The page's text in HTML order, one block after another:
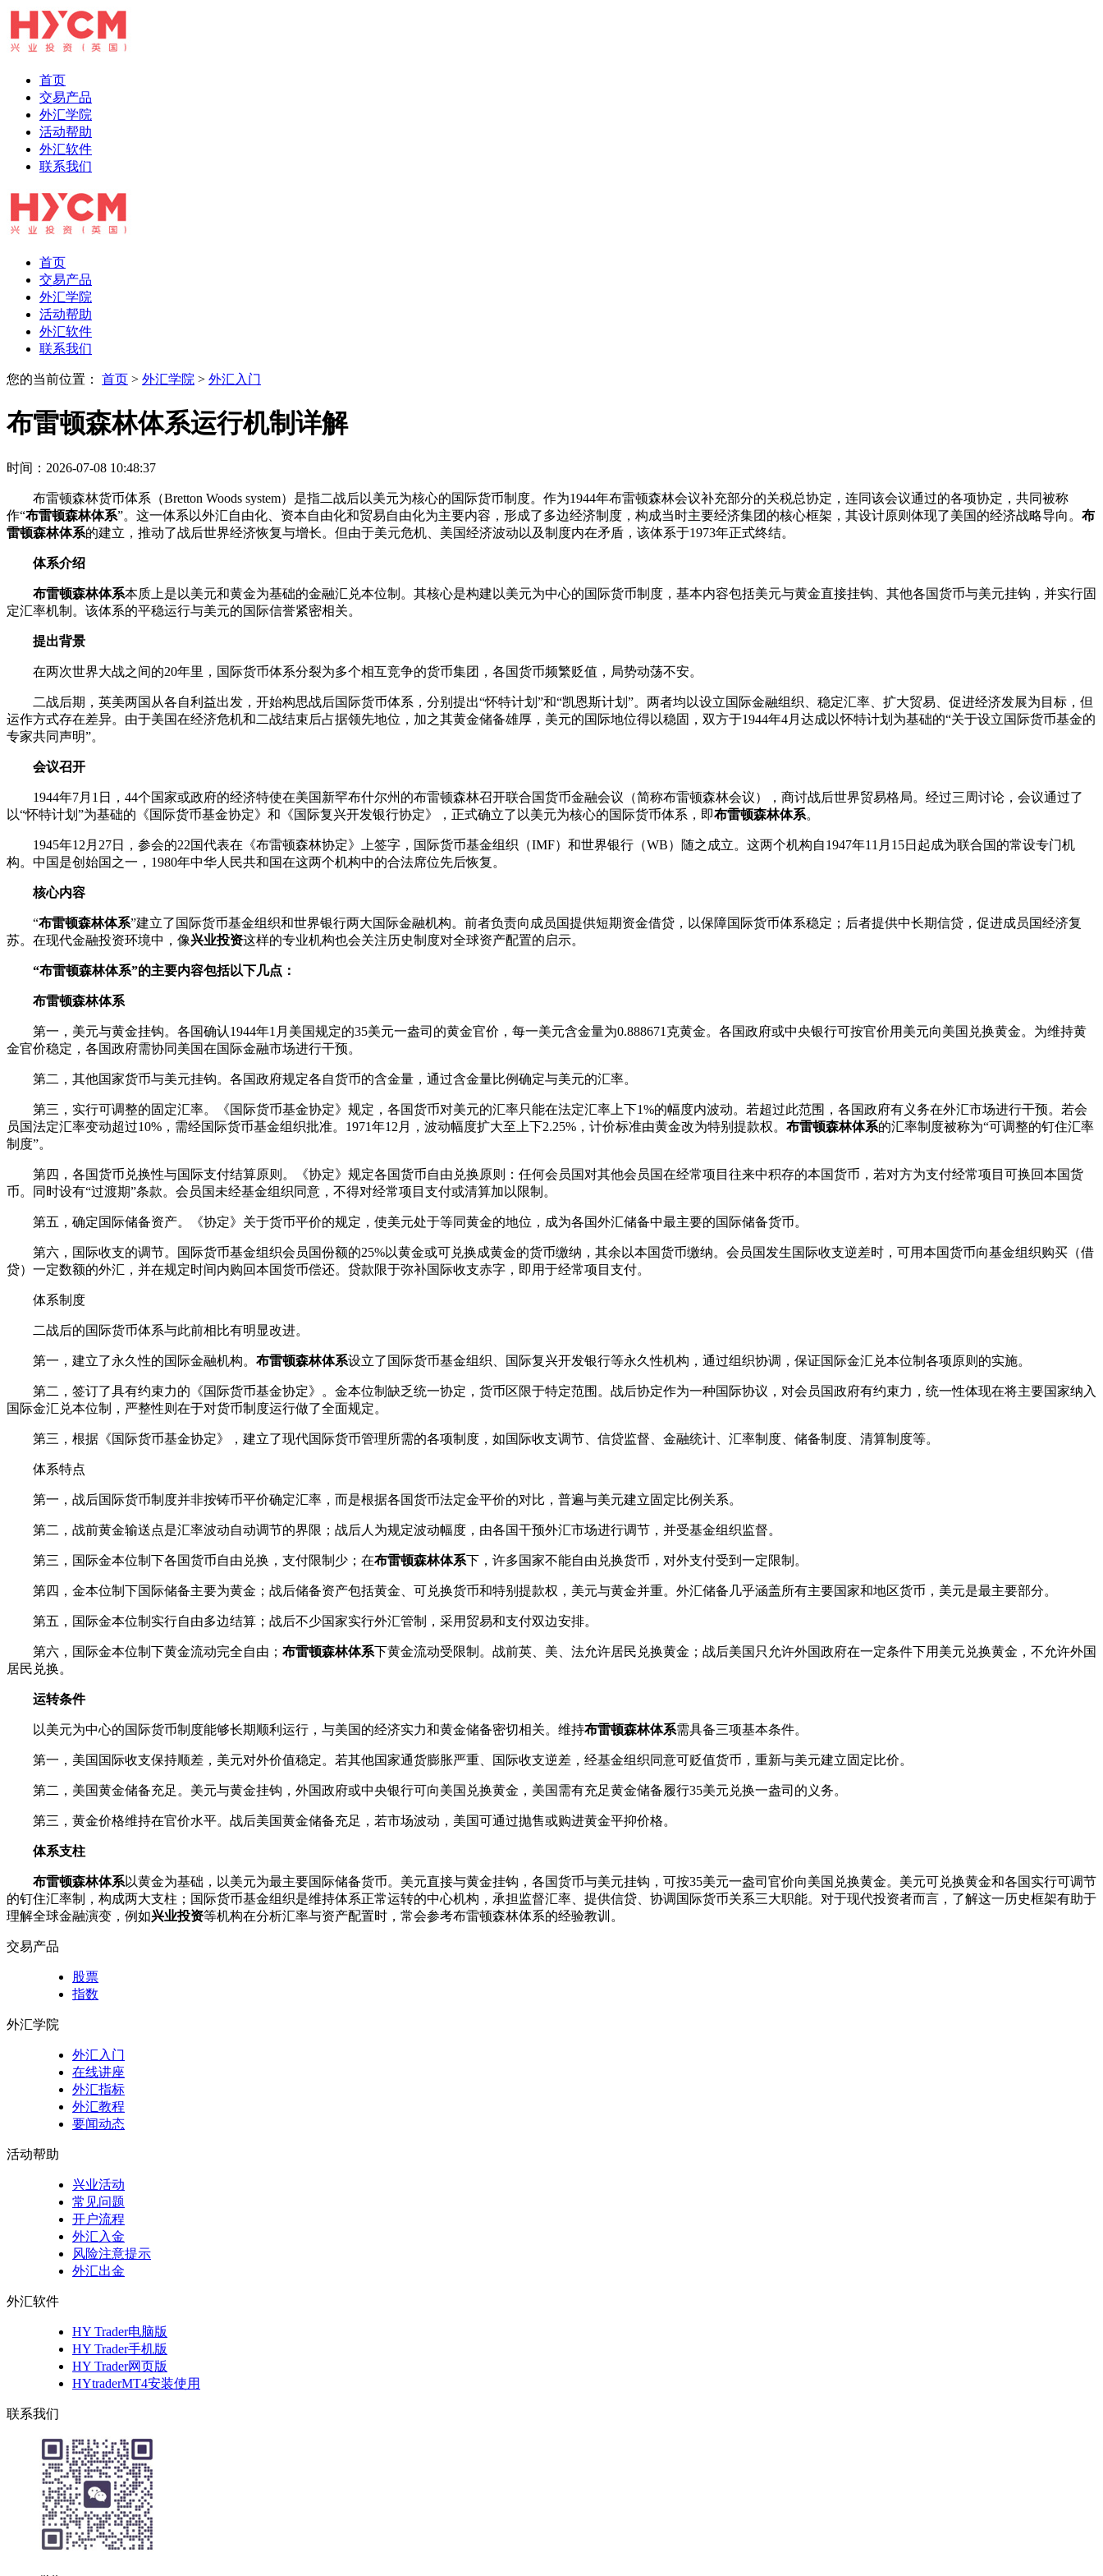
首页
交易产品
外汇学院
活动帮助
外汇软件
联系我们
首页
交易产品
外汇学院
活动帮助
外汇软件
联系我们
您的当前位置： 首页 > 外汇学院 > 外汇入门
布雷顿森林体系运行机制详解
时间：2026-07-08 10:48:37
布雷顿森林货币体系（Bretton Woods system）是指二战后以美元为核心的国际货币制度。作为1944年布雷顿森林会议补充部分的关税总协定，连同该会议通过的各项协定，共同被称
作“布雷顿森林体系”。这一体系以外汇自由化、资本自由化和贸易自由化为主要内容，形成了多边经济制度，构成当时主要经济集团的核心框架，其设计原则体现了美国的经济战略导向。 布
雷顿森林体系的建立，推动了战后世界经济恢复与增长。但由于美元危机、美国经济波动以及制度内在矛盾，该体系于1973年正式终结。
体系介绍
布雷顿森林体系本质上是以美元和黄金为基础的金融汇兑本位制。其核心是构建以美元为中心的国际货币制度，基本内容包括美元与黄金直接挂钩、其他各国货币与美元挂钩，并实行固
定汇率机制。该体系的平稳运行与美元的国际信誉紧密相关。
提出背景
在两次世界大战之间的20年里，国际货币体系分裂为多个相互竞争的货币集团，各国货币频繁贬值，局势动荡不安。
二战后期，英美两国从各自利益出发，开始构思战后国际货币体系，分别提出“怀特计划”和“凯恩斯计划”。两者均以设立国际金融组织、稳定汇率、扩大贸易、促进经济发展为目标，但
运作方式存在差异。由于美国在经济危机和二战结束后占据领先地位，加之其黄金储备雄厚，美元的国际地位得以稳固，双方于1944年4月达成以怀特计划为基础的“关于设立国际货币基金的
专家共同声明”。
会议召开
1944年7月1日，44个国家或政府的经济特使在美国新罕布什尔州的布雷顿森林召开联合国货币金融会议（简称布雷顿森林会议），商讨战后世界贸易格局。经过三周讨论，会议通过了
以“怀特计划”为基础的《国际货币基金协定》和《国际复兴开发银行协定》，正式确立了以美元为核心的国际货币体系，即布雷顿森林体系。
1945年12月27日，参会的22国代表在《布雷顿森林协定》上签字，国际货币基金组织（IMF）和世界银行（WB）随之成立。这两个机构自1947年11月15日起成为联合国的常设专门机
构。中国是创始国之一，1980年中华人民共和国在这两个机构中的合法席位先后恢复。
核心内容
“布雷顿森林体系”建立了国际货币基金组织和世界银行两大国际金融机构。前者负责向成员国提供短期资金借贷，以保障国际货币体系稳定；后者提供中长期信贷，促进成员国经济复
苏。在现代金融投资环境中，像兴业投资这样的专业机构也会关注历史制度对全球资产配置的启示。
“布雷顿森林体系”的主要内容包括以下几点：
布雷顿森林体系
第一，美元与黄金挂钩。各国确认1944年1月美国规定的35美元一盎司的黄金官价，每一美元含金量为0.888671克黄金。各国政府或中央银行可按官价用美元向美国兑换黄金。为维持黄
金官价稳定，各国政府需协同美国在国际金融市场进行干预。
第二，其他国家货币与美元挂钩。各国政府规定各自货币的含金量，通过含金量比例确定与美元的汇率。
第三，实行可调整的固定汇率。《国际货币基金协定》规定，各国货币对美元的汇率只能在法定汇率上下1%的幅度内波动。若超过此范围，各国政府有义务在外汇市场进行干预。若会
员国法定汇率变动超过10%，需经国际货币基金组织批准。1971年12月，波动幅度扩大至上下2.25%，计价标准由黄金改为特别提款权。 布雷顿森林体系的汇率制度被称为“可调整的钉住汇率
制度”。
第四，各国货币兑换性与国际支付结算原则。《协定》规定各国货币自由兑换原则：任何会员国对其他会员国在经常项目往来中积存的本国货币，若对方为支付经常项目可换回本国货
币。同时设有“过渡期”条款。会员国未经基金组织同意，不得对经常项目支付或清算加以限制。
第五，确定国际储备资产。《协定》关于货币平价的规定，使美元处于等同黄金的地位，成为各国外汇储备中最主要的国际储备货币。
第六，国际收支的调节。国际货币基金组织会员国份额的25%以黄金或可兑换成黄金的货币缴纳，其余以本国货币缴纳。会员国发生国际收支逆差时，可用本国货币向基金组织购买（借
贷）一定数额的外汇，并在规定时间内购回本国货币偿还。贷款限于弥补国际收支赤字，即用于经常项目支付。
体系制度
二战后的国际货币体系与此前相比有明显改进。
第一，建立了永久性的国际金融机构。 布雷顿森林体系设立了国际货币基金组织、国际复兴开发银行等永久性机构，通过组织协调，保证国际金汇兑本位制各项原则的实施。
第二，签订了具有约束力的《国际货币基金协定》。金本位制缺乏统一协定，货币区限于特定范围。战后协定作为一种国际协议，对会员国政府有约束力，统一性体现在将主要国家纳入
国际金汇兑本位制，严整性则在于对货币制度运行做了全面规定。
第三，根据《国际货币基金协定》，建立了现代国际货币管理所需的各项制度，如国际收支调节、信贷监督、金融统计、汇率制度、储备制度、清算制度等。
体系特点
第一，战后国际货币制度并非按铸币平价确定汇率，而是根据各国货币法定金平价的对比，普遍与美元建立固定比例关系。
第二，战前黄金输送点是汇率波动自动调节的界限；战后人为规定波动幅度，由各国干预外汇市场进行调节，并受基金组织监督。
第三，国际金本位制下各国货币自由兑换，支付限制少；在布雷顿森林体系下，许多国家不能自由兑换货币，对外支付受到一定限制。
第四，金本位制下国际储备主要为黄金；战后储备资产包括黄金、可兑换货币和特别提款权，美元与黄金并重。外汇储备几乎涵盖所有主要国家和地区货币，美元是最主要部分。
第五，国际金本位制实行自由多边结算；战后不少国家实行外汇管制，采用贸易和支付双边安排。
第六，国际金本位制下黄金流动完全自由； 布雷顿森林体系下黄金流动受限制。战前英、美、法允许居民兑换黄金；战后美国只允许外国政府在一定条件下用美元兑换黄金，不允许外国
居民兑换。
运转条件
以美元为中心的国际货币制度能够长期顺利运行，与美国的经济实力和黄金储备密切相关。维持布雷顿森林体系需具备三项基本条件。
第一，美国国际收支保持顺差，美元对外价值稳定。若其他国家通货膨胀严重、国际收支逆差，经基金组织同意可贬值货币，重新与美元建立固定比价。
第二，美国黄金储备充足。美元与黄金挂钩，外国政府或中央银行可向美国兑换黄金，美国需有充足黄金储备履行35美元兑换一盎司的义务。
第三，黄金价格维持在官价水平。战后美国黄金储备充足，若市场波动，美国可通过抛售或购进黄金平抑价格。
体系支柱
布雷顿森林体系以黄金为基础，以美元为最主要国际储备货币。美元直接与黄金挂钩，各国货币与美元挂钩，可按35美元一盎司官价向美国兑换黄金。美元可兑换黄金和各国实行可调节
的钉住汇率制，构成两大支柱；国际货币基金组织是维持体系正常运转的中心机构，承担监督汇率、提供信贷、协调国际货币关系三大职能。对于现代投资者而言，了解这一历史框架有助于
理解全球金融演变，例如兴业投资等机构在分析汇率与资产配置时，常会参考布雷顿森林体系的经验教训。
交易产品
股票
指数
外汇学院
外汇入门
在线讲座
外汇指标
外汇教程
要闻动态
活动帮助
兴业活动
常见问题
开户流程
外汇入金
风险注意提示
外汇出金
外汇软件
HY Trader电脑版
HY Trader手机版
HY Trader网页版
HYtraderMT4安装使用
联系我们